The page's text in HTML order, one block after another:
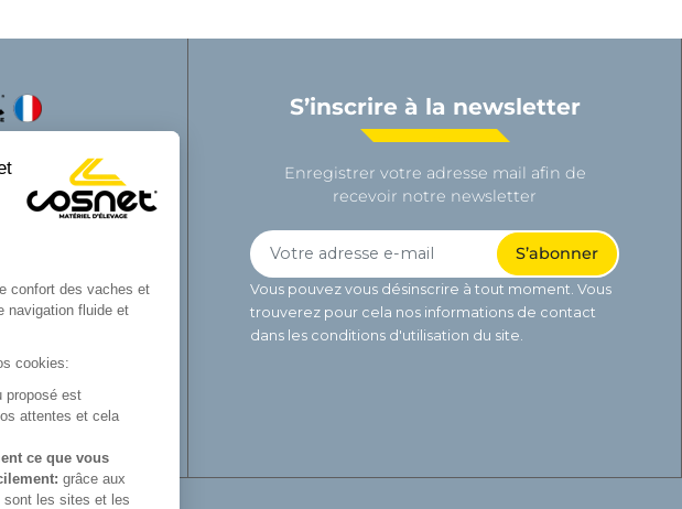
confort des vaches et
navigation fluide et
cookies:
proposé est
attentes et cela
ce que vous
grâce aux
sont les sites et les
une marque
la
dans la
de
d’un
tout
bâtiment
S’inscrire à la newsletter
Enregistrer votre adresse mail afin de
recevoir notre newsletter
Vous pouvez vous désinscrire à tout moment. Vous
trouverez pour cela nos informations de contact
dans les conditions d'utilisation du site.